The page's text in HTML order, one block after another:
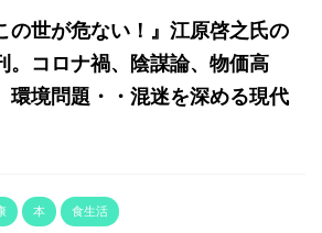
の世が危ない！』江原啓之氏の
。コロナ禍、陰謀論、物価高
環境問題・・混迷を深める現代
本 食生活